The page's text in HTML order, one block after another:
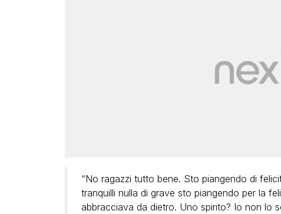
“No ragazzi tutto bene. Sto piangendo di
tranquilli nulla di grave sto piangendo per la
abbracciava da dietro. Uno spirito? Io non lo